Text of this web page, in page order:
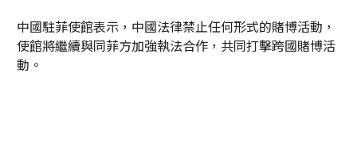
中國駐菲使館表示，中國法律禁止任何形式的賭博活動，
使館將繼續與同菲方加強執法合作，共同打擊跨國賭博活
動。